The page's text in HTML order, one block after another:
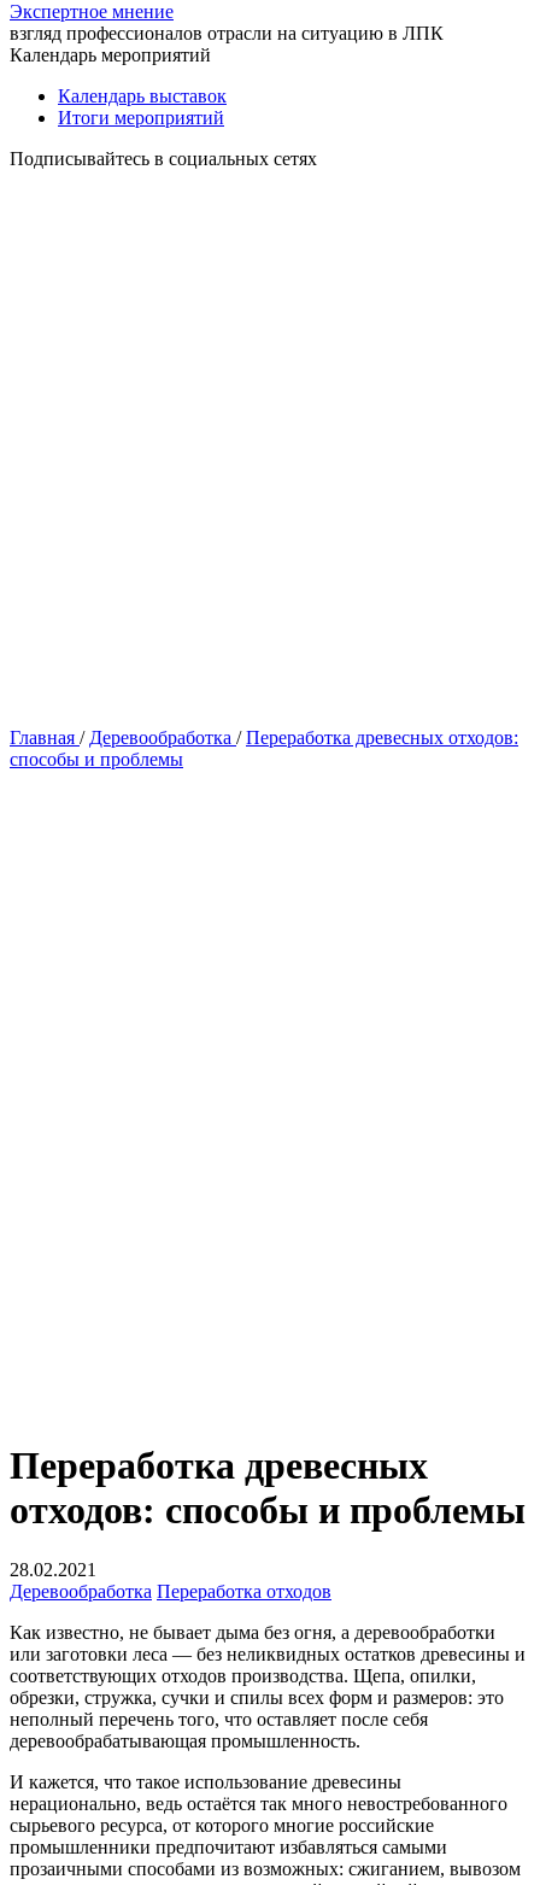
Экспертное мнение
взгляд профессионалов отрасли на ситуацию в ЛПК
Календарь мероприятий
Календарь выставок
Итоги мероприятий
Подписывайтесь в социальных сетях
Главная / Деревообработка / Переработка древесных отходов:
способы и проблемы
Переработка древесных
отходов: способы и проблемы
28.02.2021
Деревообработка Переработка отходов
Как известно, не бывает дыма без огня, а деревообработки
или заготовки леса — без неликвидных остатков древесины и
соответствующих отходов производства. Щепа, опилки,
обрезки, стружка, сучки и спилы всех форм и размеров: это
неполный перечень того, что оставляет после себя
деревообрабатывающая промышленность.
И кажется, что такое использование древесины
нерационально, ведь остаётся так много невостребованного
сырьевого ресурса, от которого многие российские
промышленники предпочитают избавляться самыми
прозаичными способами из возможных: сжиганием, вывозом